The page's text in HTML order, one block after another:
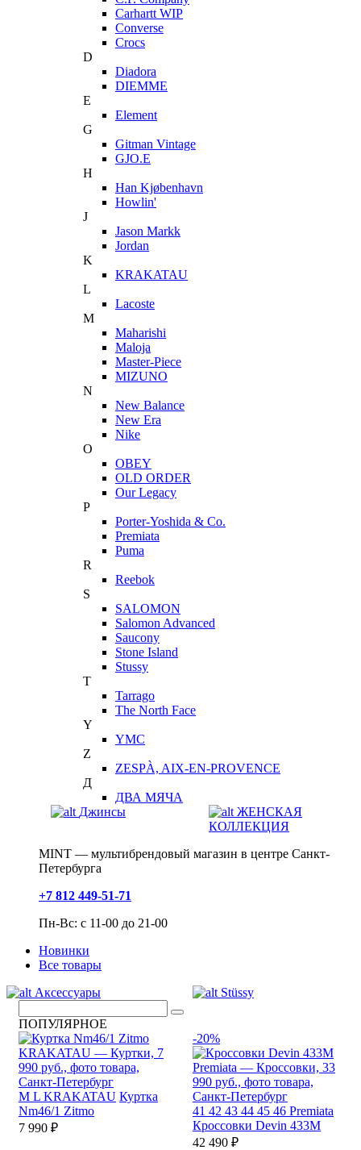
Carhartt WIP
Converse
Crocs
D
Diadora
DIEMME
E
Element
G
Gitman Vintage
GJO.E
H
Han Kjøbenhavn
Howlin'
J
Jason Markk
Jordan
K
KRAKATAU
L
Lacoste
M
Maharishi
Maloja
Master-Piece
MIZUNO
N
New Balance
New Era
Nike
O
OBEY
OLD ORDER
Our Legacy
P
Porter-Yoshida & Co.
Premiata
Puma
R
Reebok
S
SALOMON
Salomon Advanced
Saucony
Stone Island
Stussy
T
Tarrago
The North Face
Y
YMC
Z
ZESPÀ, AIX-EN-PROVENCE
Д
ДВА МЯЧА
Джинсы
ЖЕНСКАЯ
КОЛЛЕКЦИЯ
MINT — мультибрендовый магазин в центре Санкт-
Петербурга
+7 812 449-51-71
Пн-Вс: с 11-00 до 21-00
Новинки
Все товары
Аксессуары
Stüssy
ПОПУЛЯРНОЕ
M L KRAKATAU Куртка
Nm46/1 Zitmo
7 990 ₽
-20%
41 42 43 44 45 46 Premiata
Кроссовки Devin 433M
42 490 ₽